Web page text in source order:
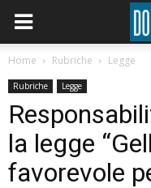
Home Rubriche Legge
Rubriche Legge
la legge
favorevole